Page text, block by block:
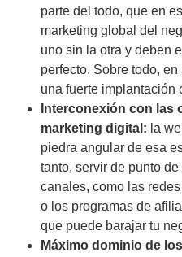
parte del todo, que en
marketing global del
uno sin la otra y deben
perfecto. Sobre todo,
una fuerte implantación
Interconexión con las
marketing digital: la
piedra angular de esa
tanto, servir de punto
canales, como las
o los programas de
que puede barajar tu
Máximo dominio de